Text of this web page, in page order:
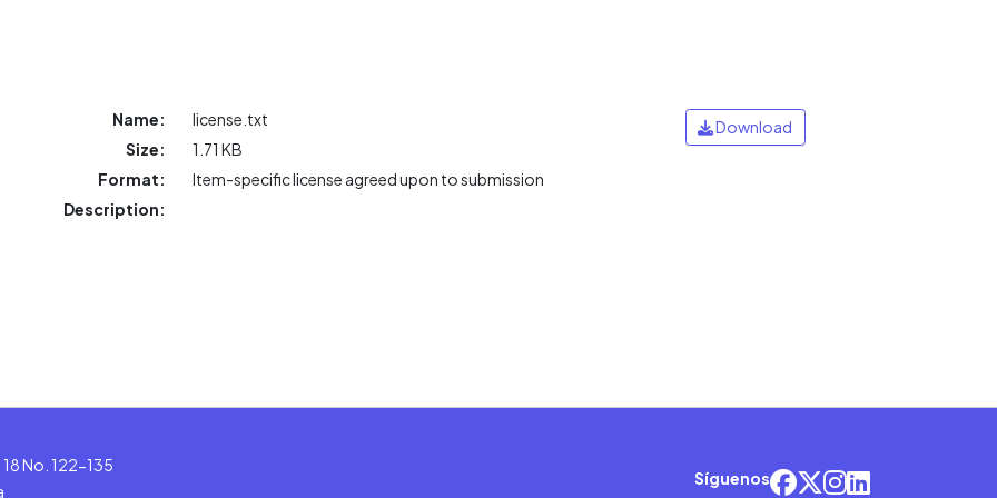
Name:
license.txt
Size:
1.71 KB
Format:
Item-specific license agreed upon to submission
Description:
Download
No. 122-135
Síguenos